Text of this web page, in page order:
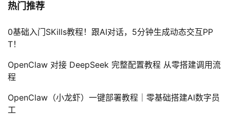
热门推荐
0基础入门SKills教程！跟AI对话，5分钟生成动态交互PP
T！
OpenClaw 对接 DeepSeek 完整配置教程 从零搭建调用流
程
OpenClaw（小龙虾）一键部署教程｜零基础搭建AI数字员
工